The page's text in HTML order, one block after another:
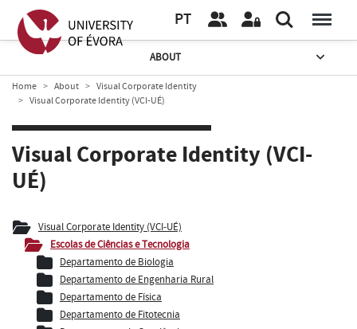
PT
ABOUT
Home About
Visual Corporate Identity
Visual Corporate Identity (VCI-UÉ)
Visual Corporate Identity (VCI-
UÉ)
Visual Corporate Identity (VCI-UÉ)
Escolas de Ciências e Tecnologia
Departamento de Biologia
Departamento de Engenharia Rural
Departamento de Física
Departamento de Fitotecnia